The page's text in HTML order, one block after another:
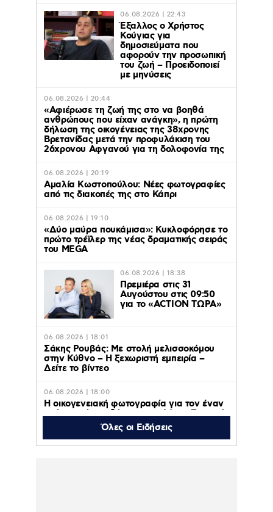
06.08.2026 | 22:43
Έξαλλος ο Χρήστος
Κούγιας για
δημοσιεύματα που
αφορούν την προσωπική
του ζωή – Προειδοποιεί
με μηνύσεις
06.08.2026 | 20:44
«Αφιέρωσε τη ζωή της στο να βοηθά
ανθρώπους που είχαν ανάγκη», η πρώτη
δήλωση της οικογένειας της 38χρονης
Βρετανίδας μετά την προφυλάκιση του
26χρονου Αφγανού για τη δολοφονία της
06.08.2026 | 20:19
Αμαλία Κωστοπούλου: Νέες φωτογραφίες
από τις διακοπές της στο Κάπρι
06.08.2026 | 19:10
«Δύο μαύρα πουκάμισα»: Κυκλοφόρησε το
πρώτο τρέϊλερ της νέας δραματικής σειράς
του MEGA
06.08.2026 | 18:38
Πρεμιέρα στις 31
Αυγούστου στις 09:50
για το «ACTION ΤΩΡΑ»
06.08.2026 | 18:01
Σάκης Ρουβάς: Με στολή μελισσοκόμου
στην Κύθνο – Η ξεχωριστή εμπειρία –
Δείτε το βίντεο
06.08.2026 | 18:00
Η οικογενειακή φωτογραφία για τον έναν
χρόνο από τον θάνατο της Λένας Σαμαρά
που δημοσίευσε ο αδερφός της, Κώστας
06.08.2026 | 16:05
Όλες οι Ειδήσεις